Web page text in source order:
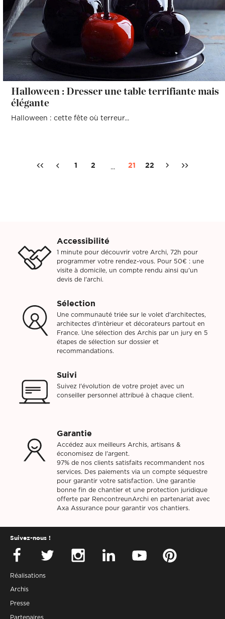
Halloween : Dresser une table terrifiante mais
élégante
Halloween : cette fête où terreur...
1 2 ... 21 22
Accessibilité
1 minute pour découvrir votre Archi, 72h pour
programmer votre rendez-vous. Pour 50€ : une
visite à domicile, un compte rendu ainsi qu'un
devis de l'archi.
Sélection
Une communauté triée sur le volet d'architectes,
architectes d'intèrieur et décorateurs partout en
France. Une sélection des Archis par un jury en 5
étapes de sélection sur dossier et
recommandations.
Suivi
Suivez l'évolution de votre projet avec un
conseiller personnel attribué à chaque client.
Garantie
Accédez aux meilleurs Archis, artisans &
économisez de l'argent.
97% de nos clients satisfaits recommandent nos
services. Des paiements via un compte séquestre
pour garantir votre satisfaction. Une garantie
bonne fin de chantier et une protection juridique
offerte par RencontreunArchi en partenariat avec
Axa Assurance pour garantir vos chantiers.
Réalisations
Archis
Presse
Partenaires
Suivez-nous !